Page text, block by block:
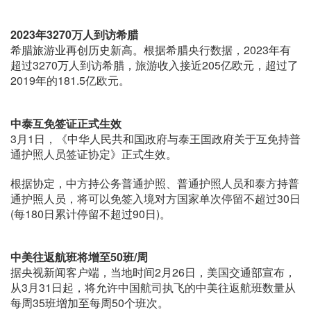
2023年3270万人到访希腊
希腊旅游业再创历史新高。根据希腊央行数据，2023年有
超过3270万人到访希腊，旅游收入接近205亿欧元，超过了
2019年的181.5亿欧元。
中泰互免签证正式生效
3月1日，《中华人民共和国政府与泰王国政府关于互免持普
通护照人员签证协定》正式生效。
根据协定，中方持公务普通护照、普通护照人员和泰方持普
通护照人员，将可以免签入境对方国家单次停留不超过30日
(每180日累计停留不超过90日)。
中美往返航班将增至50班/周
据央视新闻客户端，当地时间2月26日，美国交通部宣布，
从3月31日起，将允许中国航司执飞的中美往返航班数量从
每周35班增加至每周50个班次。